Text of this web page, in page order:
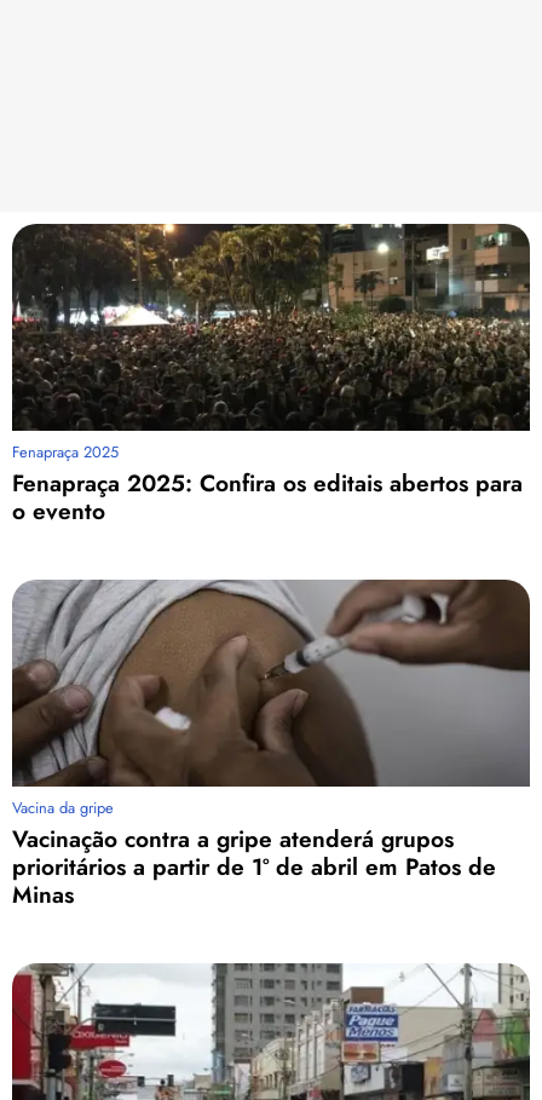
Fenapraça 2025
Fenapraça 2025: Confira os editais abertos para
o evento
Vacina da gripe
Vacinação contra a gripe atenderá grupos
prioritários a partir de 1º de abril em Patos de
Minas